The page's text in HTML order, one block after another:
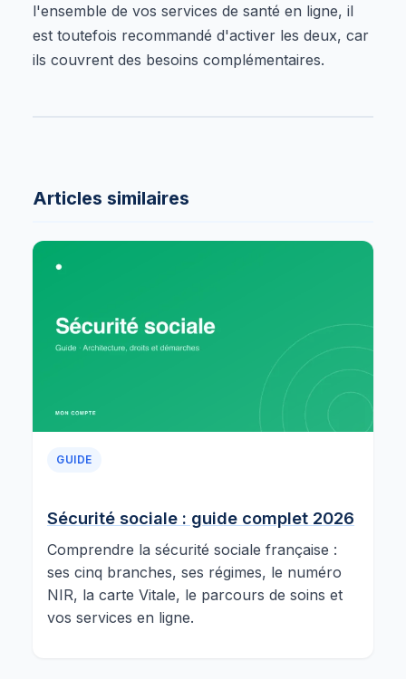
l'ensemble de vos services de santé en ligne, il
est toutefois recommandé d'activer les deux, car
ils couvrent des besoins complémentaires.
Articles similaires
GUIDE
Sécurité sociale : guide complet 2026
Comprendre la sécurité sociale française :
ses cinq branches, ses régimes, le numéro
NIR, la carte Vitale, le parcours de soins et
vos services en ligne.